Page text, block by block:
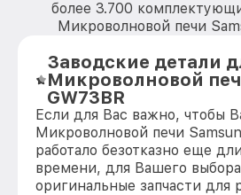
более 3.700
Микроволновой печи
Заводские детали
Микроволновой
GW73BR
Если для Вас важно, чтобы
Микроволновой печи
работало безотказно еще
времени, для Вашего
оригинальные запчасти для